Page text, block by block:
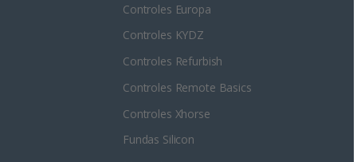
Controles Europa
Controles KYDZ
Controles Refurbish
Controles Remote Basics
Controles Xhorse
Fundas Silicon